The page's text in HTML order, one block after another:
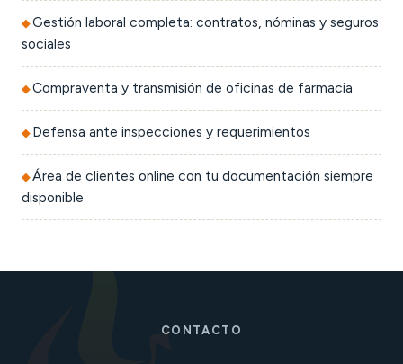
Gestión laboral completa: contratos, nóminas y seguros
sociales
Compraventa y transmisión de oficinas de farmacia
Defensa ante inspecciones y requerimientos
Área de clientes online con tu documentación siempre
disponible
CONTACTO